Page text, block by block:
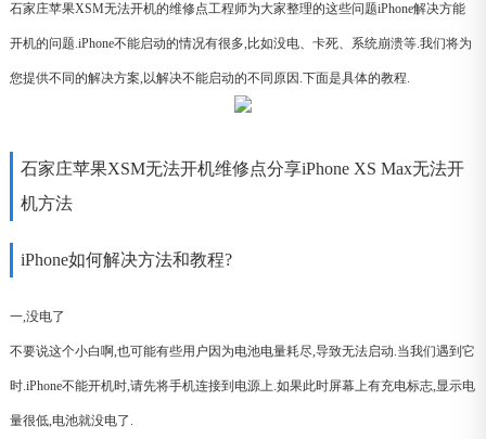
石家庄苹果XSM无法开机的维修点工程师为大家整理的这些问题iPhone解决方能
开机的问题.iPhone不能启动的情况有很多,比如没电、卡死、系统崩溃等.我们将为
您提供不同的解决方案,以解决不能启动的不同原因.下面是具体的教程.
石家庄苹果XSM无法开机维修点分享iPhone XS Max无法开
机方法
iPhone如何解决方法和教程?
一,没电了
不要说这个小白啊,也可能有些用户因为电池电量耗尽,导致无法启动.当我们遇到它
时.iPhone不能开机时,请先将手机连接到电源上.如果此时屏幕上有充电标志,显示电
量很低,电池就没电了.